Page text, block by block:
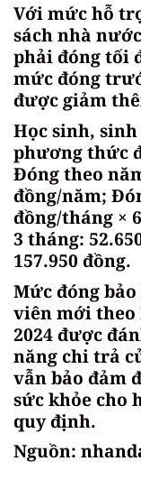
Với mức hỗ
sách nhà
phải đóng tối
mức đóng
được giảm
Học sinh,
phương thức
Đóng theo
đồng/năm;
đồng/tháng ×
3 tháng:
157.950 đồng.
Mức đóng
viên mới theo
2024 được
năng chi trả
vẫn bảo đảm
sức khỏe cho
quy định.
Nguồn: